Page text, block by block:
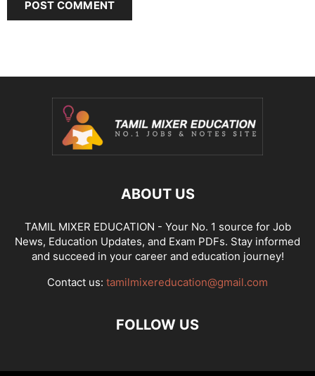
ABOUT US
TAMIL MIXER EDUCATION - Your No. 1 source for Job
News, Education Updates, and Exam PDFs. Stay informed
and succeed in your career and education journey!
Contact us: tamilmixereducation@gmail.com
FOLLOW US